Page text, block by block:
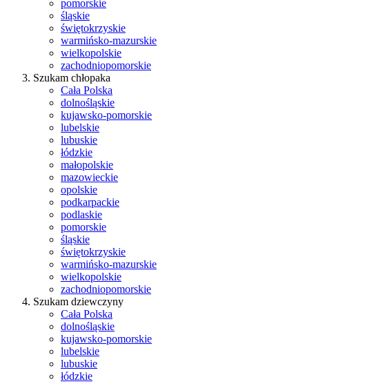
pomorskie
śląskie
świętokrzyskie
warmińsko-mazurskie
wielkopolskie
zachodniopomorskie
Szukam chłopaka
Cała Polska
dolnośląskie
kujawsko-pomorskie
lubelskie
lubuskie
łódzkie
małopolskie
mazowieckie
opolskie
podkarpackie
podlaskie
pomorskie
śląskie
świętokrzyskie
warmińsko-mazurskie
wielkopolskie
zachodniopomorskie
Szukam dziewczyny
Cała Polska
dolnośląskie
kujawsko-pomorskie
lubelskie
lubuskie
łódzkie